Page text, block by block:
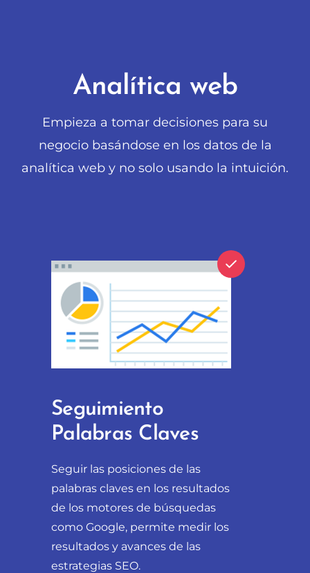
Analítica web
Empieza a tomar decisiones para su
negocio basándose en los datos de la
analítica web y no solo usando la intuición.
Seguimiento
Palabras Claves
Seguir las posiciones de las
palabras claves en los resultados
de los motores de búsquedas
como Google, permite medir los
resultados y avances de las
estrategias SEO.